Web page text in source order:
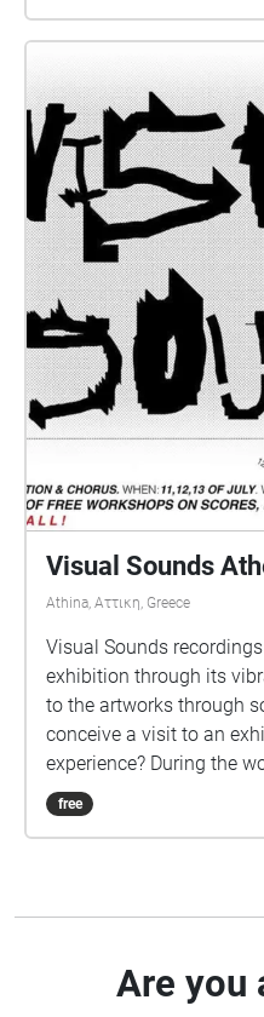
Visual Sounds
Athina, Αττικη, Greece
Visual Sounds recordings How can we “see” an
exhibition through its
to the artworks through
conceive a visit to an
experience? During the
we transform our stimuli
construct the recording
free
Are you